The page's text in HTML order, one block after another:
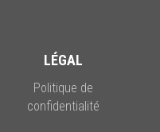
LÉGAL
Politique de
confidentialité